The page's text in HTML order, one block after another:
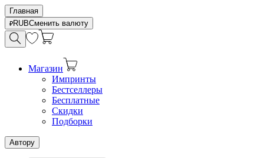
Главная
RUBСменить валюту
Магазин
Импринты
Бестселлеры
Бесплатные
Скидки
Подборки
Автору